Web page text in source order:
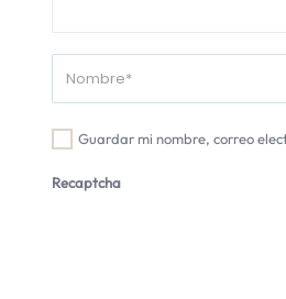
Guardar mi nombre, correo
Recaptcha